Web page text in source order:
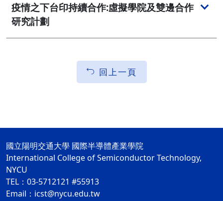
疫情之下台印持續合作:虛擬學院及雙邊合作
研究計劃
回上一頁
國立陽明交通大學 國際半導體產業學院
International College of Semiconductor Technology,
NYCU
TEL：03-5712121 #55913
Email：icst@nycu.edu.tw